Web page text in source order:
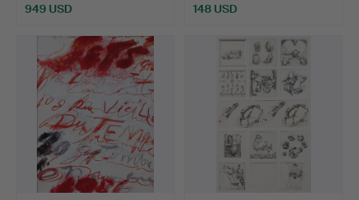
949 USD
genstand
148 USD